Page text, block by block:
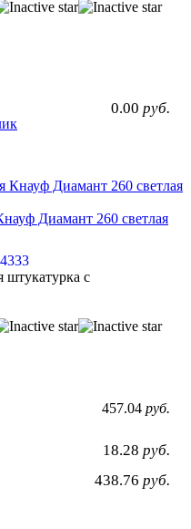
0.00 руб.
Диамант 260 светлая
с
457.04 руб.
18.28 руб.
438.76 руб.